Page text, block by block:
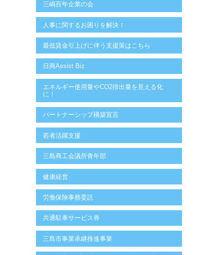
三嶋百年企業の会
人事に関するお困りを解決！
最低賃金引上げに伴う支援策はこちら
日商Assist Biz
エネルギー使用量やCO2排出量を見える化
に！
パートナーシップ構築宣言
若者活躍支援
三島商工会議所青年部
健康経営
労働保険事務委託
共通駐車サービス券
三島市事業承継推進事業